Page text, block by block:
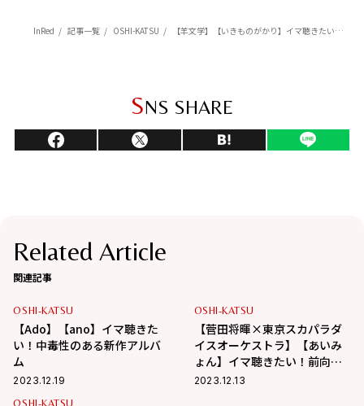
InRed 記事一覧 OSHI-KATSU 【羊文学】【いきものがかり】イマ聴きたい！日常に寄り添う新作アルバム
SNS SHARE
Related Article
関連記事
OSHI-KATSU
【Ado】【ano】イマ聴きた
い！中毒性のある新作アルバ
ム
2023.12.19
OSHI-KATSU
【菅田将暉×東京スカパラダ
イスオーケストラ】【あいみ
ょん】イマ聴きたい！前向き
な気持ちになる新作シングル
2023.12.13
OSHI-KATSU